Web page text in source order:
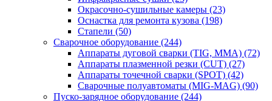
Окрасочно-сушильные камеры (23)
Оснастка для ремонта кузова (198)
Стапели (50)
Сварочное оборудование (244)
Аппараты дуговой сварки (TIG, MMA) (72)
Аппараты плазменной резки (CUT) (27)
Аппараты точечной сварки (SPOT) (42)
Сварочные полуавтоматы (MIG-MAG) (90)
Пуско-зарядное оборудование (244)